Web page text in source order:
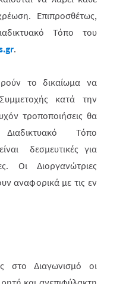
Επιπροσθέτως,
Τόπο του
.
το δικαίωμα να
κατά την
τροπο­ποιήσεις θα
Τόπο
δεσμευτικές για
Οι Διοργανώ­τριες
αναφορικά με τις εν
στο Διαγωνισμόοι